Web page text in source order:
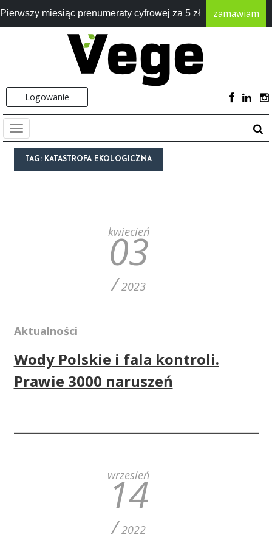
Pierwszy miesiąc prenumeraty cyfrowej za 5 zł zamawiam
Logowanie
TAG: KATASTROFA EKOLOGICZNA
kwiecień
03
/ 2023
Aktualności
Wody Polskie i fala kontroli.
Prawie 3000 naruszeń
wrzesień
14
/ 2022